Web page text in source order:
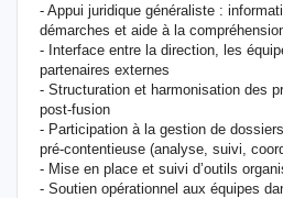
- Appui juridique généraliste :
démarches et aide à la
- Interface entre la direction, les
partenaires externes
- Structuration et harmonisation des
post‑fusion
- Participation à la gestion de
pré‑contentieuse (analyse, suivi,
- Mise en place et suivi d’outils
- Soutien opérationnel aux équipes